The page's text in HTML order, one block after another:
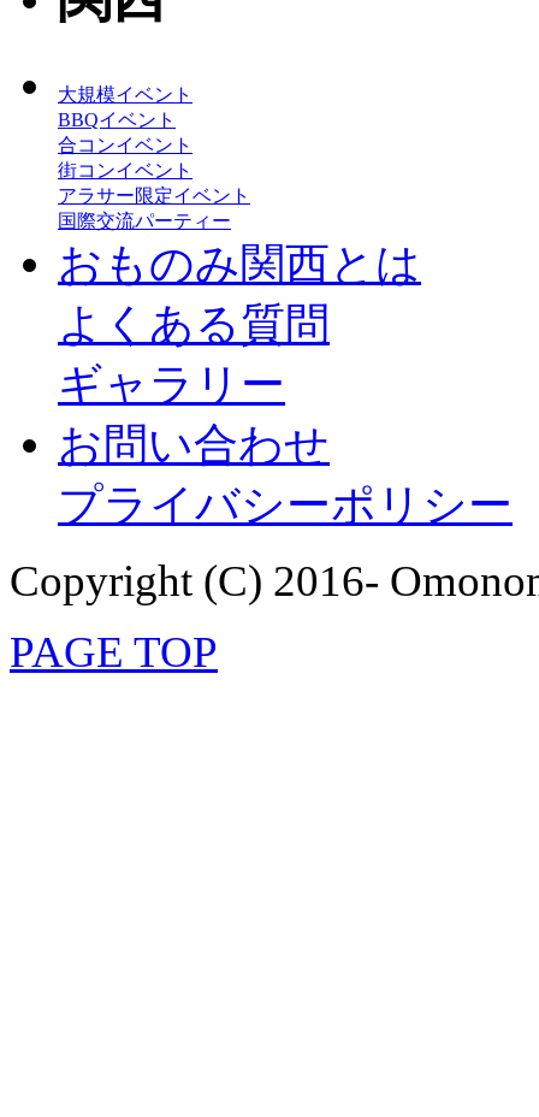
大規模イベント
BBQイベント
合コンイベント
街コンイベント
アラサー限定イベント
国際交流パーティー
おものみ関西とは
よくある質問
ギャラリー
お問い合わせ
プライバシーポリシー
Copyright (C) 2016-
PAGE TOP